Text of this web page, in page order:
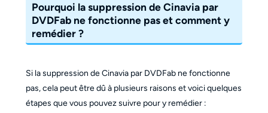
Pourquoi la suppression de Cinavia par
DVDFab ne fonctionne pas et comment y
remédier ?
Si la suppression de Cinavia par DVDFab ne fonctionne
pas, cela peut être dû à plusieurs raisons et voici quelques
étapes que vous pouvez suivre pour y remédier :